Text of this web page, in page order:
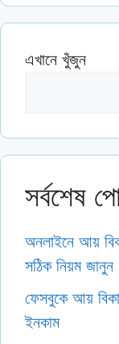
এখানে খুঁজুন
সর্বশেষ
অনলাইনে আয়
সঠিক নিয়ম জানুন
ফেসবুকে আয়
ইনকাম